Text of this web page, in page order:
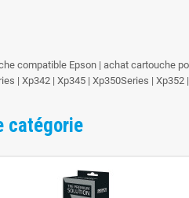
compatible Epson | achat cartouche
| Xp342 | Xp345 | Xp350Series |
catégorie